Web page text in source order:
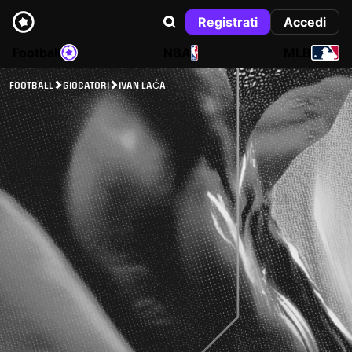
Registrati
Accedi
NBA
FOOTBALL GIOCATORI IVAN LAĆA